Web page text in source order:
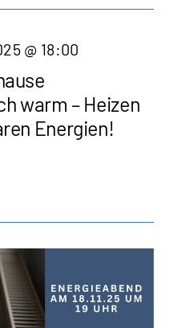
warm – Heizen
Energien!
@ 18:00